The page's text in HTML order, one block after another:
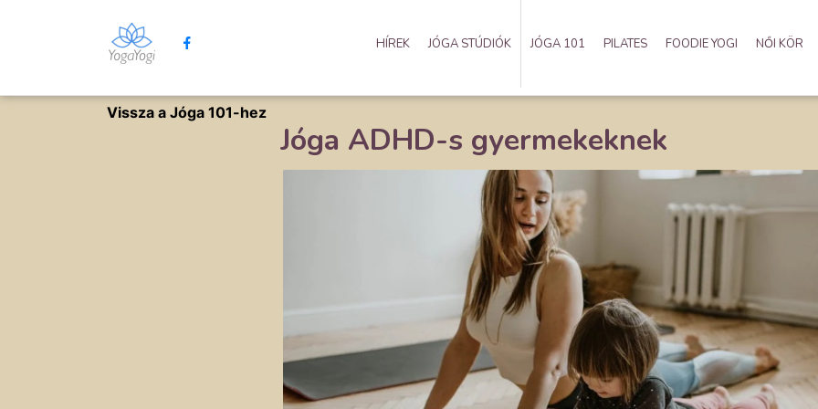
HÍREK JÓGA STÚDIÓK JÓGA 101 PILATES FOODIE YOGI NŐI KÖR
Vissza a Jóga 101-hez
Jóga ADHD-s gyermekeknek